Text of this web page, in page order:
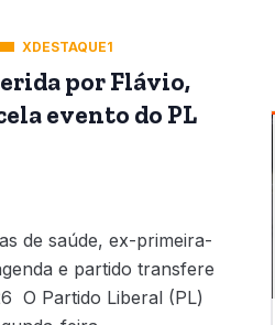
XDESTAQUE1
por Flávio,
evento do PL
de saúde, ex-primeira-
e partido transfere
O Partido Liberal (PL)